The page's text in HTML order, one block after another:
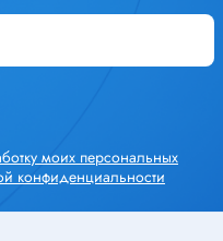
моих персональных
конфиденциальности